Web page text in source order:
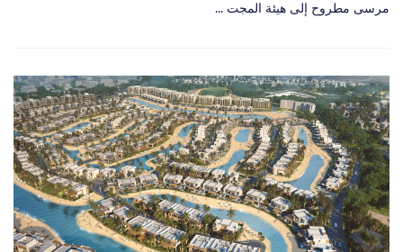
مرسى مطروح إلى هيئة المجت ...